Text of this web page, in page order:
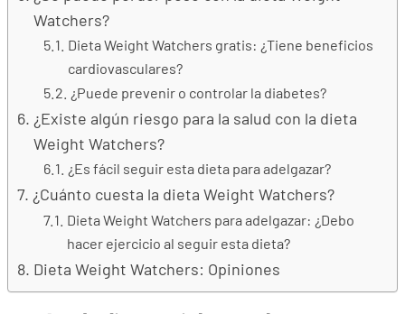
Watchers?
Dieta Weight Watchers gratis: ¿Tiene beneficios
cardiovasculares?
¿Puede prevenir o controlar la diabetes?
¿Existe algún riesgo para la salud con la dieta
Weight Watchers?
¿Es fácil seguir esta dieta para adelgazar?
¿Cuánto cuesta la dieta Weight Watchers?
Dieta Weight Watchers para adelgazar: ¿Debo
hacer ejercicio al seguir esta dieta?
Dieta Weight Watchers: Opiniones